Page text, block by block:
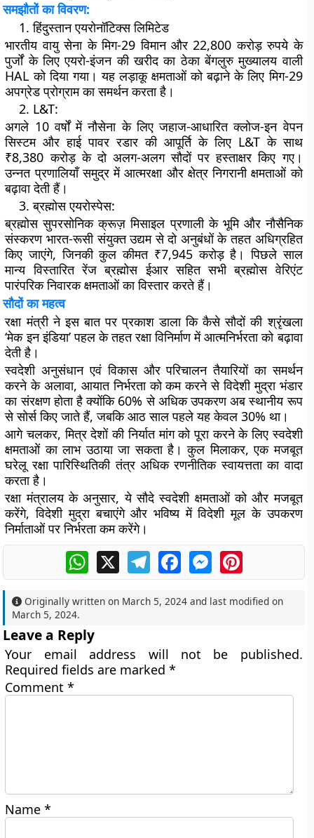
समझौतों का विवरण:
हिंदुस्तान एयरोनॉटिक्स लिमिटेड
भारतीय वायु सेना के मिग-29 विमान और 22,800 करोड़ रुपये के
पुर्जों के लिए एयरो-इंजन की खरीद का ठेका बेंगलुरु मुख्यालय वाली
HAL को दिया गया। यह लड़ाकू क्षमताओं को बढ़ाने के लिए मिग-29
अपग्रेड प्रोग्राम का समर्थन करता है।
L&T:
अगले 10 वर्षों में नौसेना के लिए जहाज-आधारित क्लोज-इन वेपन
सिस्टम और हाई पावर रडार की आपूर्ति के लिए L&T के साथ
₹8,380 करोड़ के दो अलग-अलग सौदों पर हस्ताक्षर किए गए।
उन्नत प्रणालियाँ समुद्र में आत्मरक्षा और क्षेत्र निगरानी क्षमताओं को
बढ़ावा देती हैं।
ब्रह्मोस एयरोस्पेस:
ब्रह्मोस सुपरसोनिक क्रूज़ मिसाइल प्रणाली के भूमि और नौसैनिक
संस्करण भारत-रूसी संयुक्त उद्यम से दो अनुबंधों के तहत अधिग्रहित
किए जाएंगे, जिनकी कुल कीमत ₹7,945 करोड़ है। पिछले साल
मान्य विस्तारित रेंज ब्रह्मोस ईआर सहित सभी ब्रह्मोस वेरिएंट
पारंपरिक निवारक क्षमताओं का विस्तार करते हैं।
सौदों का महत्व
रक्षा मंत्री ने इस बात पर प्रकाश डाला कि कैसे सौदों की श्रृंखला
‘मेक इन इंडिया’ पहल के तहत रक्षा विनिर्माण में आत्मनिर्भरता को बढ़ावा
देती है।
स्वदेशी अनुसंधान एवं विकास और परिचालन तैयारियों का समर्थन
करने के अलावा, आयात निर्भरता को कम करने से विदेशी मुद्रा भंडार
का संरक्षण होता है क्योंकि 60% से अधिक उपकरण अब स्थानीय रूप
से सोर्स किए जाते हैं, जबकि आठ साल पहले यह केवल 30% था।
आगे चलकर, मित्र देशों की निर्यात मांग को पूरा करने के लिए स्वदेशी
क्षमताओं का लाभ उठाया जा सकता है। कुल मिलाकर, एक मजबूत
घरेलू रक्षा पारिस्थितिकी तंत्र अधिक रणनीतिक स्वायत्तता का वादा
करता है।
रक्षा मंत्रालय के अनुसार, ये सौदे स्वदेशी क्षमताओं को और मजबूत
करेंगे, विदेशी मुद्रा बचाएंगे और भविष्य में विदेशी मूल के उपकरण
निर्माताओं पर निर्भरता कम करेंगे।
WhatsApp
X TelegramFacebookMessengerPinterest
Originally written on March 5, 2024 and last modified on
March 5, 2024.
Leave a Reply
Your email address will not be published.
Required fields are marked*
Comment*
Name*